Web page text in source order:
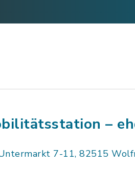
–
7-11, 82515